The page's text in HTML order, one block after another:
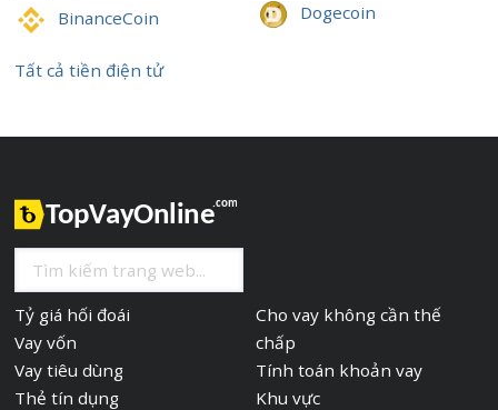
BinanceCoin
Dogecoin
Tất cả tiền điện tử
Tỷ giá hối đoái
Vay vốn
Vay tiêu dùng
Thẻ tín dụng
Cho vay không cần thế
chấp
Tính toán khoản vay
Khu vực